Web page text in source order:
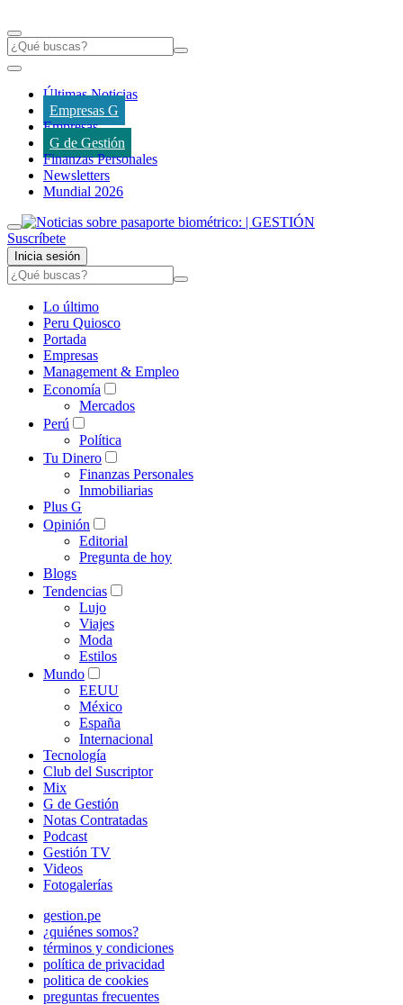
Últimas Noticias
Empresas G
Empresas
G de Gestión
Finanzas Personales
Newsletters
Mundial 2026
Suscríbete
Inicia sesión
Lo último
Peru Quiosco
Portada
Empresas
Management & Empleo
Economía
Mercados
Perú
Política
Tu Dinero
Finanzas Personales
Inmobiliarias
Plus G
Opinión
Editorial
Pregunta de hoy
Blogs
Tendencias
Lujo
Viajes
Moda
Estilos
Mundo
EEUU
México
España
Internacional
Tecnología
Club del Suscriptor
Mix
G de Gestión
Notas Contratadas
Podcast
Gestión TV
Videos
Fotogalerías
gestion.pe
¿quiénes somos?
términos y condiciones
política de privacidad
politica de cookies
preguntas frecuentes